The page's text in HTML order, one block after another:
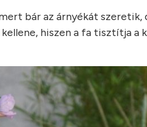
bár az árnyékát szeretik,
hiszen a fa tisztítja a